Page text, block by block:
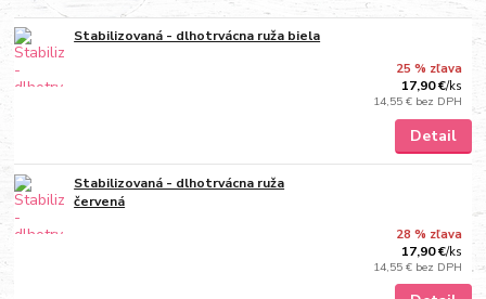
Stabilizovaná - dlhotrvácna ruža biela
25 % zľava
17,90 €/ks
14,55 € bez DPH
Detail
Stabilizovaná - dlhotrvácna ruža
červená
28 % zľava
17,90 €/ks
14,55 € bez DPH